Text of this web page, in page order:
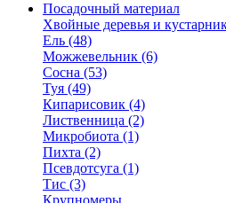
Посадочный материал
Хвойные деревья и
Ель (48)
Можжевельник (6)
Сосна (53)
Туя (49)
Кипарисовик (4)
Лиственница (2)
Микробиота (1)
Пихта (2)
Псевдотсуга (1)
Тис (3)
Крупномеры